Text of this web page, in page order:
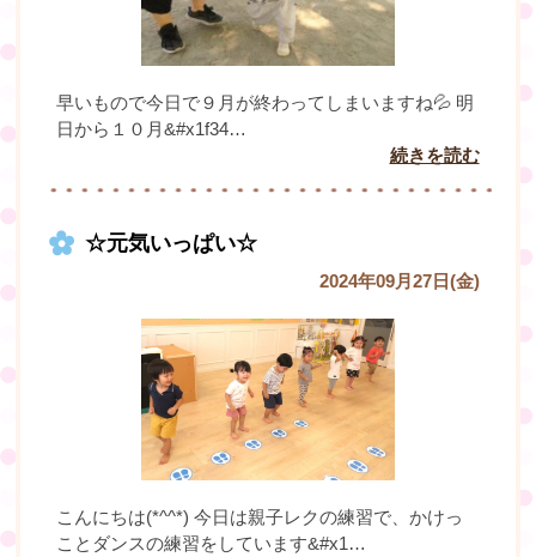
早いもので今日で９月が終わってしまいますね💦 明
日から１０月&#x1f34…
続きを読む
☆元気いっぱい☆
2024年09月27日(金)
こんにちは(*^^*) 今日は親子レクの練習で、かけっ
ことダンスの練習をしています&#x1…